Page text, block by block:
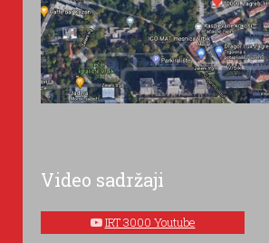
Video sadržaji
IRT 3000 Youtube